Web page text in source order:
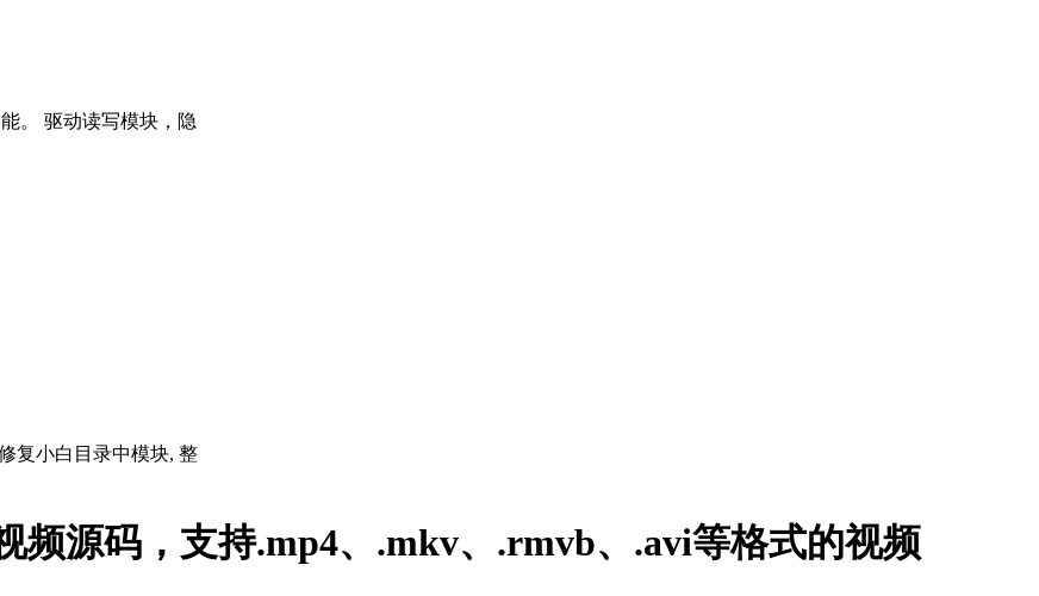
。 驱动读写模块，隐
复小白目录中模块, 整
频源码，支持.mp4、.mkv、.rmvb、.avi等格式的视频